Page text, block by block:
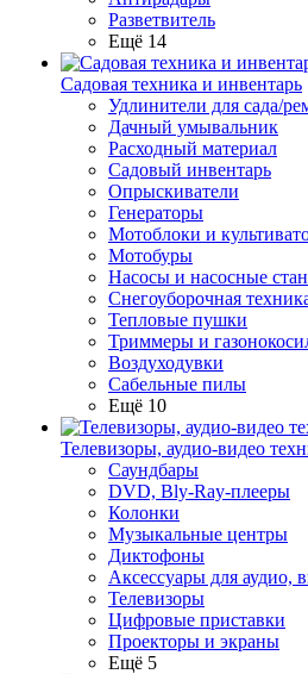
Разветвитель
Ещё 14
Садовая техника и инвентарь
Удлинители для сада/
Дачный умывальник
Расходный материал
Садовый инвентарь
Опрыскиватели
Генераторы
Мотоблоки и
Мотобуры
Насосы и насосные
Снегоуборочная
Тепловые пушки
Триммеры и
Воздуходувки
Сабельные пилы
Ещё 10
Телевизоры, аудио-видео
Саундбары
DVD, Bly-Ray-плееры
Колонки
Музыкальные центры
Диктофоны
Аксессуары для аудио,
Телевизоры
Цифровые приставки
Проекторы и экраны
Ещё 5